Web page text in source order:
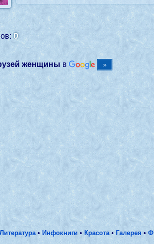
0
женщиныв
Литература• Инфокниги• Красота• Галерея •